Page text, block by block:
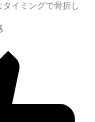
イミングで骨折し